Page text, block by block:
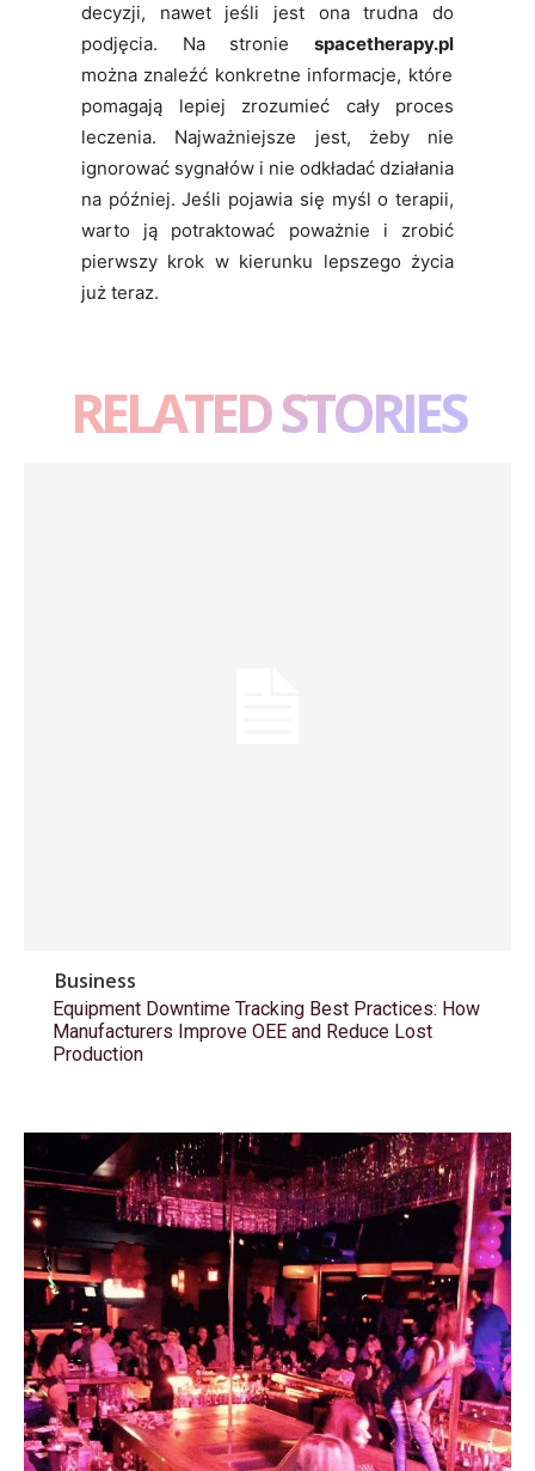
decyzji, nawet jeśli jest ona trudna do
podjęcia. Na stronie spacetherapy.pl
można znaleźć konkretne informacje, które
pomagają lepiej zrozumieć cały proces
leczenia. Najważniejsze jest, żeby nie
ignorować sygnałów i nie odkładać działania
na później. Jeśli pojawia się myśl o terapii,
warto ją potraktować poważnie i zrobić
pierwszy krok w kierunku lepszego życia
już teraz.
RELATED STORIES
Business
Equipment Downtime Tracking Best Practices: How
Manufacturers Improve OEE and Reduce Lost
Production